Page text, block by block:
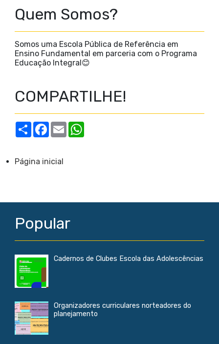
Quem Somos?
Somos uma Escola Pública de Referência em
Ensino Fundamental em parceria com o Programa
Educação Integral😊
COMPARTILHE!
S
h
F
b
o
E
m
Página inicial
Popular
Cadernos de Clubes Escola das Adolescências
Organizadores curriculares norteadores do
planejamento